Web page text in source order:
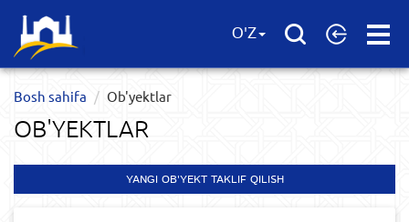
Open
O'Z
Bosh sahifa Ob'yektlar​
OB'YEKTLAR​
YANGI OB'YEKT TAKLIF QILISH